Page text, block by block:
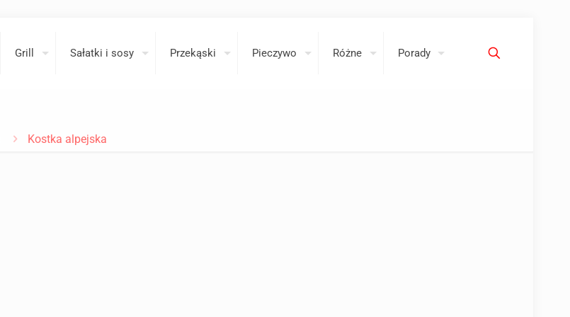
Grill Sałatki i sosy Przekąski Pieczywo Różne Porady
Kostka alpejska